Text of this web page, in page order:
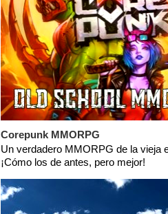
Corepunk MMORPG
Un verdadero MMORPG de la vieja
¡Cómo los de antes, pero mejor!